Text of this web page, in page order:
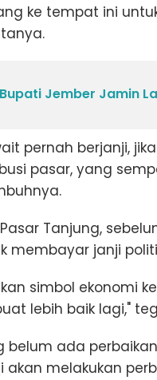
ke tempat ini
Jember Jamin
pernah berjanji,
pasar, yang
Tanjung,
membayar janji
simbol ekonomi
lebih baik lagi,"
belum ada
melakukan